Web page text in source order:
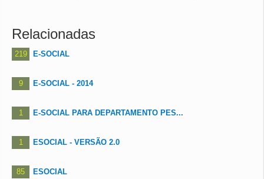
Relacionadas
219 E-SOCIAL
9 E-SOCIAL - 2014
1 E-SOCIAL PARA DEPARTAMENTO PES...
1 ESOCIAL - VERSÃO 2.0
85 ESOCIAL